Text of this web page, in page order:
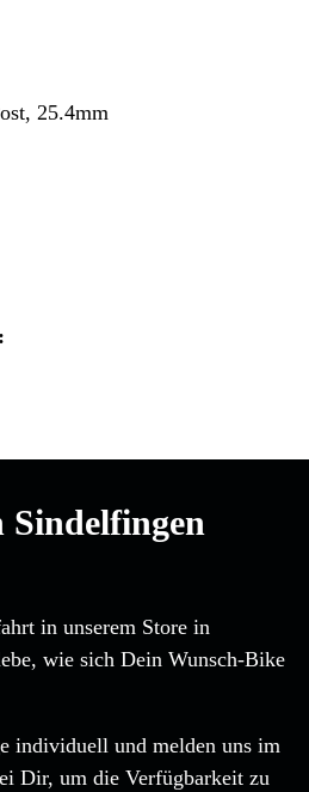
25.4mm
in unserem Store in
wie sich Dein Wunsch-Bike
individuell und melden uns im
Dir, um die Verfügbarkeit zu